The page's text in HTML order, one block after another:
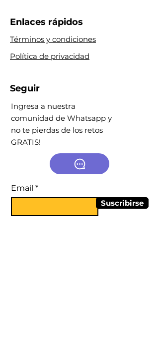
Enlaces rápidos
Términos y condiciones
Política de privacidad
Seguir
Ingresa a nuestra
comunidad de Whatsapp y
no te pierdas de los retos
GRATIS!
Email
Suscribirse